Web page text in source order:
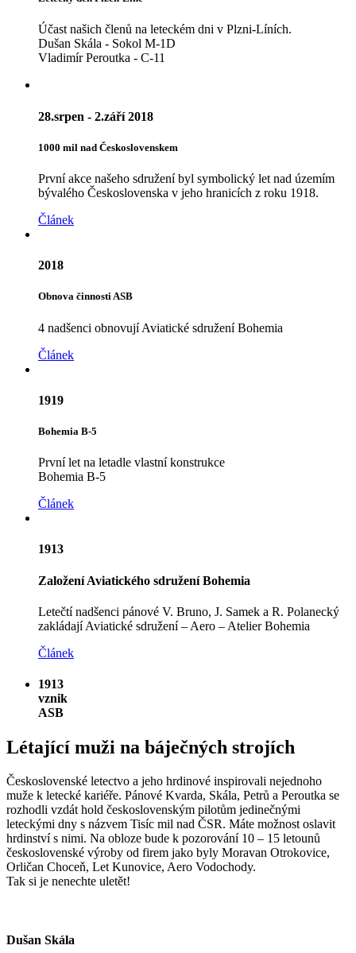
Účast našich členů na leteckém dni v Plzni-Líních.
Dušan Skála - Sokol M-1D
Vladimír Peroutka - C-11
28.srpen - 2.září 2018
1000 mil nad Československem
První akce našeho sdružení byl symbolický let nad územím
bývalého Československa v jeho hranicích z roku 1918.
Článek
2018
Obnova činnosti ASB
4 nadšenci obnovují Aviatické sdružení Bohemia
Článek
1919
Bohemia B-5
První let na letadle vlastní konstrukce
Bohemia B-5
Článek
1913
Založení Aviatického sdružení Bohemia
Letečtí nadšenci pánové V. Bruno, J. Samek a R. Polanecký
zakládají Aviatické sdružení – Aero – Atelier Bohemia
Článek
1913
vznik
ASB
Létající muži na báječných strojích
Československé letectvo a jeho hrdinové inspirovali nejednoho
muže k letecké kariéře. Pánové Kvarda, Skála, Petrů a Peroutka se
rozhodli vzdát hold československým pilotům jedinečnými
leteckými dny s názvem Tisíc mil nad ČSR. Máte možnost oslavit
hrdinství s nimi. Na obloze bude k pozorování 10 – 15 letounů
československé výroby od firem jako byly Moravan Otrokovice,
Orličan Choceň, Let Kunovice, Aero Vodochody.
Tak si je nenechte uletět!
Dušan Skála